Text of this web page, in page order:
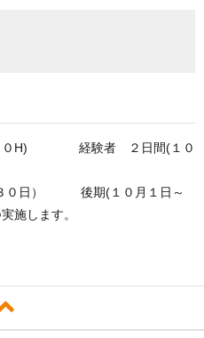
３０H) 経験者 ２日間(１０
３０日） 後期(１０月１日～
つ実施します。